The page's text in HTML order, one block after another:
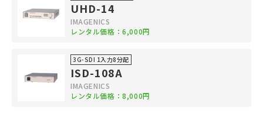
UHD-14
IMAGENICS
レンタル価格：6,000円
3G-SDI 1入力8分配
ISD-108A
IMAGENICS
レンタル価格：8,000円